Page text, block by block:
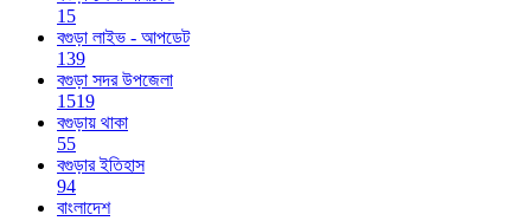
15
বগুড়া লাইভ - আপডেট
139
বগুড়া সদর উপজেলা
1519
বগুড়ায় থাকা
55
বগুড়ার ইতিহাস
94
বাংলাদেশ